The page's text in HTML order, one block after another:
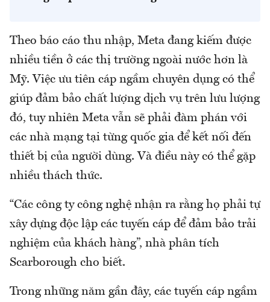
Theo báo cáo thu nhập, Meta đang kiếm được
nhiều tiền ở các thị trường ngoài nước hơn là
Mỹ. Việc ưu tiên cáp ngầm chuyên dụng có thể
giúp đảm bảo chất lượng dịch vụ trên lưu lượng
đó, tuy nhiên Meta vẫn sẽ phải đàm phán với
các nhà mạng tại từng quốc gia để kết nối đến
thiết bị của người dùng. Và điều này có thể gặp
nhiều thách thức.
“Các công ty công nghệ nhận ra rằng họ phải tự
xây dựng độc lập các tuyến cáp để đảm bảo trải
nghiệm của khách hàng”, nhà phân tích
Scarborough cho biết.
Trong những năm gần đây, các tuyến cáp ngầm